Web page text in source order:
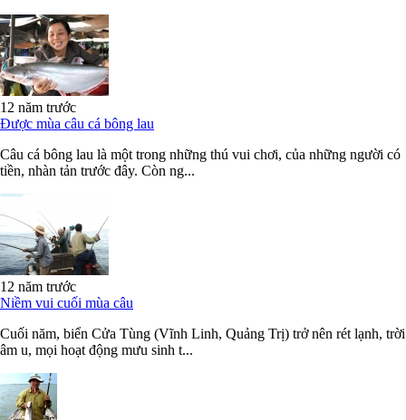
12 năm trước
Được mùa câu cá bông lau
Câu cá bông lau là một trong những thú vui chơi, của những người có
tiền, nhàn tản trước đây. Còn ng...
12 năm trước
Niềm vui cuối mùa câu
Cuối năm, biển Cửa Tùng (Vĩnh Linh, Quảng Trị) trở nên rét lạnh, trời
âm u, mọi hoạt động mưu sinh t...